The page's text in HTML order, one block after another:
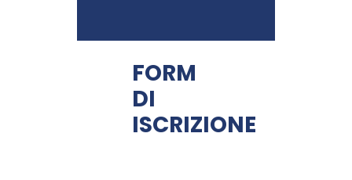
FORM
DI
ISCRIZIONE